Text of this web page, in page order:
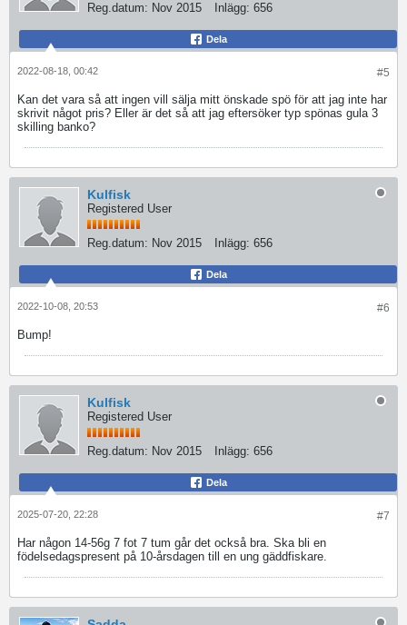
Reg.datum: Nov 2015 Inlägg: 656
Dela
#5
2022-08-18, 00:42
Kan det vara så att ingen vill sälja mitt önskade spö för att jag inte har
skrivit något pris? Eller är det så att jag eftersöker typ spönas gula 3
skilling banko?
Kulfisk
Registered User
Reg.datum: Nov 2015 Inlägg: 656
Dela
#6
2022-10-08, 20:53
Bump!
Kulfisk
Registered User
Reg.datum: Nov 2015 Inlägg: 656
Dela
#7
2025-07-20, 22:28
Har någon 14-56g 7 fot 7 tum går det också bra. Ska bli en
födelsedagspresent på 10-årsdagen till en ung gäddfiskare.